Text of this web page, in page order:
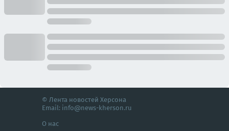
© Лента новостей Херсона
Email: info@news-kherson.ru
О нас